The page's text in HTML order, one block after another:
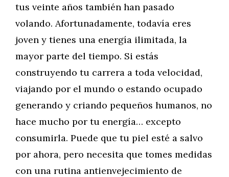
tus veinte años también han pasado
volando. Afortunadamente, todavía eres
joven y tienes una energía ilimitada, la
mayor parte del tiempo. Si estás
construyendo tu carrera a toda velocidad,
viajando por el mundo o estando ocupado
generando y criando pequeños humanos, no
hace mucho por tu energía… excepto
consumirla. Puede que tu piel esté a salvo
por ahora, pero necesita que tomes medidas
con una rutina antienvejecimiento de